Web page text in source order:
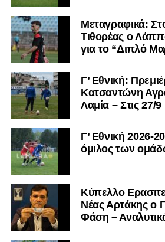
Μεταγραφικά:
Τιθορέας ο
για το “Διπλό
Γ’ Εθνική:
Κατσαντώνη
Λαμία – Στις 27/
Γ’ Εθνική 2026-
όμιλος των
Kύπελλο
Nέας Αρτάκης ο
Φάση –